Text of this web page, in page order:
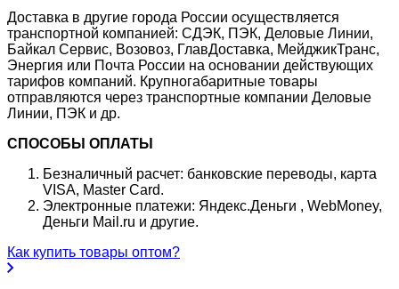
Доставка в другие города России осуществляется
транспортной компанией: СДЭК, ПЭК, Деловые Линии,
Байкал Сервис, Возовоз, ГлавДоставка, МейджикТранс,
Энергия или Почта России на основании действующих
тарифов компаний. Крупногабаритные товары
отправляются через транспортные компании Деловые
Линии, ПЭК и др.
СПОСОБЫ ОПЛАТЫ
Безналичный расчет: банковские переводы, карта
VISA, Master Card.
Электронные платежи: Яндекс.Деньги , WebMoney,
Деньги Mail.ru и другие.
Как купить товары оптом?